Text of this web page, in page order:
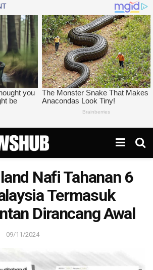
Nafi Tahanan 6
Termasuk
Dirancang Awal
09/11/2024